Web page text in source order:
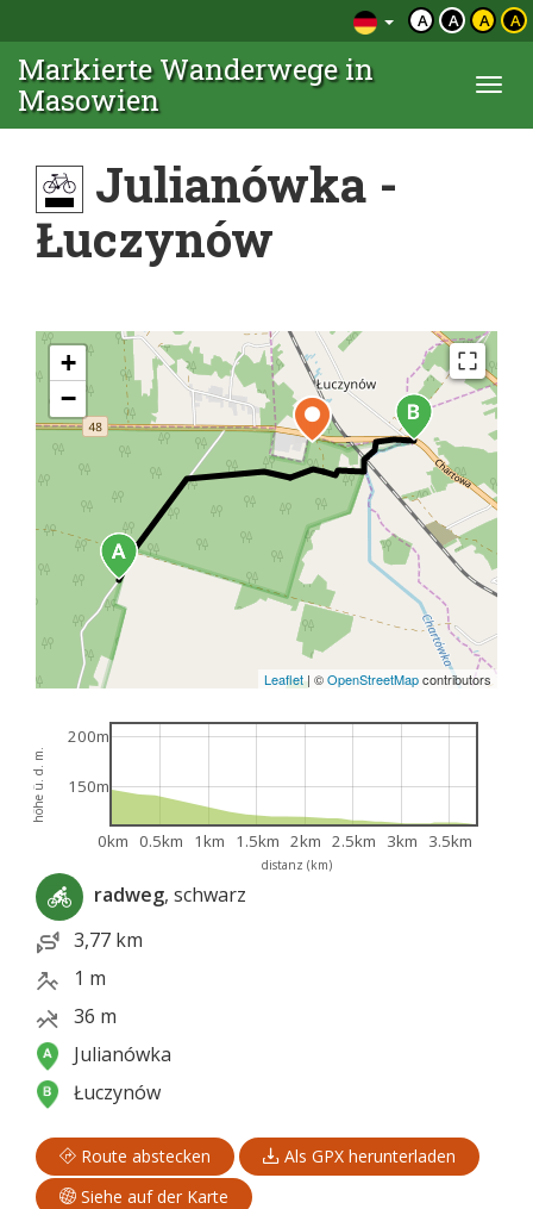
A A A A
Markierte Wanderwege in
Masowien
Julianówka -
Łuczynów
+
−
Leaflet | ©OpenStreetMapcontributors
distanz (km)
höhe ü. d. m.
0km 0.5km 1km 1.5km 2km 2.5km 3km 3.5km
150m
200m
radweg, schwarz
3,77 km
1 m
36 m
Julianówka
Łuczynów
Route abstecken
Als GPX herunterladen
Siehe auf der Karte